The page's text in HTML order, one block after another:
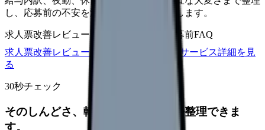
し、応募前の不安を減らす求人票へ改善します。
求人票改善レビュー
応募前FAQ
求人票改善レビューの見積もりを依頼
サービス詳細を見
る
30秒チェック
そのしんどさ、転職すべきサインか整理できま
す。